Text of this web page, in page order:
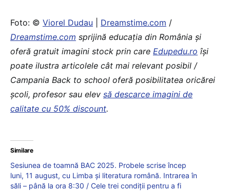
Foto: © Viorel Dudau Dreamstime.com /
Dreamstime.com sprijină educaţia din România şi
oferă gratuit imagini stock prin care Edupedu.ro îşi
poate ilustra articolele cât mai relevant posibil /
Campania Back to school oferă posibilitatea oricărei
școli, profesor sau elev să descarce imagini de
calitate cu 50% discount.
Similare
Sesiunea de toamnă BAC 2025. Probele scrise încep
luni, 11 august, cu Limba și literatura română. Intrarea în
săli – până la ora 8:30 / Cele trei condiții pentru a fi